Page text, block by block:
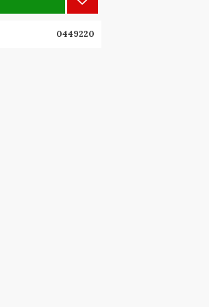
Lägg till i favoriter
0449220